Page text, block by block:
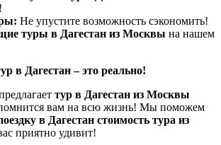
Не упустите возможность сэкономить!
туры в Дагестан из Москвы на нашем
в Дагестан – это реально!
тур в Дагестан из Москвы
вам на всю жизнь! Мы поможем
в Дагестан стоимость тура из
приятно удивит!